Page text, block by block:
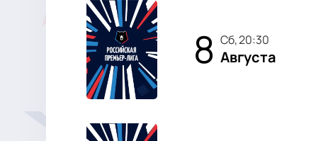
8 сб, 20:30
Августа